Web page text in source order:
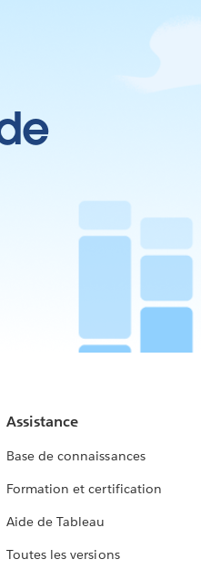
Assistance
Base de connaissances
Formation et certification
Aide de Tableau
Toutes les versions